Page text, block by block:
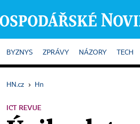
HOME
BYZNYS ZPRÁVY NÁZORY TECH
HN.cz › Hn
ICT REVUE